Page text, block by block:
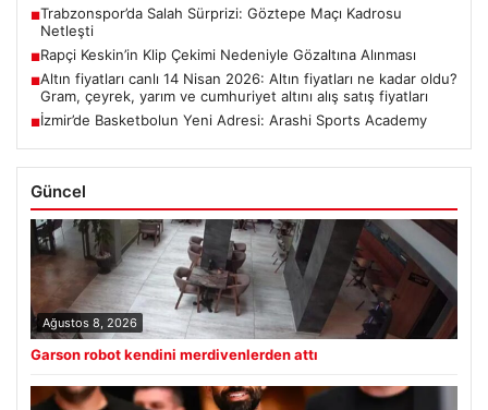
■Trabzonspor’da Salah Sürprizi: Göztepe Maçı Kadrosu
Netleşti
■Rapçi Keskin’in Klip Çekimi Nedeniyle Gözaltına Alınması
■Altın fiyatları canlı 14 Nisan 2026: Altın fiyatları ne kadar oldu?
Gram, çeyrek, yarım ve cumhuriyet altını alış satış fiyatları
■İzmir’de Basketbolun Yeni Adresi: Arashi Sports Academy
Güncel
Ağustos 8, 2026
Garson robot kendini merdivenlerden attı